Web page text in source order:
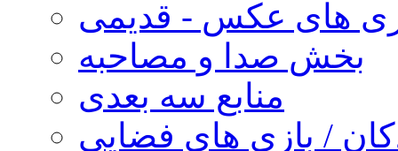
های عکس - قدیمی
بخش صدا و مصاحبه
منابع سه بعدی
/ بازی های فضایی